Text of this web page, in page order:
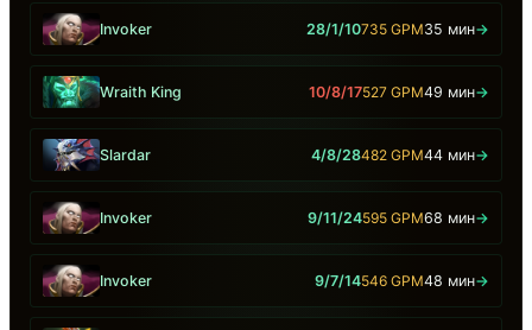
Invoker 28/1/10735 GPM35 мин→
Wraith King 10/8/17527 GPM49 мин→
Slardar 4/8/28482 GPM44 мин→
Invoker 9/11/24595 GPM68 мин→
Invoker 9/7/14546 GPM48 мин→